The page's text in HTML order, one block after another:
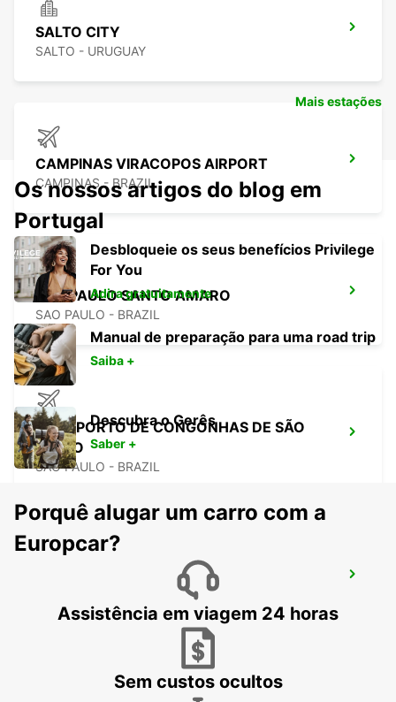
SALTO CITY
SALTO - URUGUAY
CAMPINAS VIRACOPOS AIRPORT
CAMPINAS - BRAZIL
SAO PAULO SANTO AMARO
SAO PAULO - BRAZIL
AEROPORTO DE CONGONHAS DE SÃO
PAULO
SAO PAULO - BRAZIL
GUARULHOS DOWNTOWN
Mais estações
Os nossos artigos do blog em
Portugal
Desbloqueie os seus benefícios Privilege
For You
Adira gratuitamente
Manual de preparação para uma road trip
Saiba +
Descubra o Gerês
Saber +
Porquê alugar um carro com a
Europcar?
Assistência em viagem 24 horas
Sem custos ocultos